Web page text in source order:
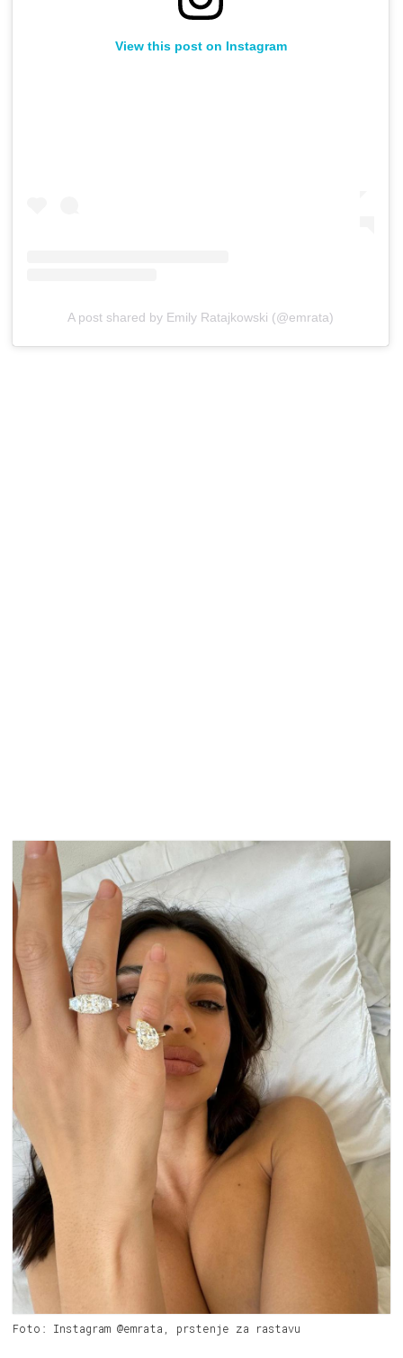
View this post on Instagram
A post shared by Emily Ratajkowski (@emrata)
Foto: Instagram @emrata, prstenje za rastavu